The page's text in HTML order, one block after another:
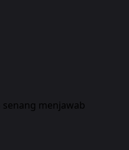
senang menjawab